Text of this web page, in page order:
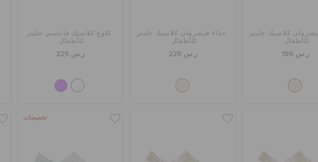
كلاسيك جليتر
للأطفال
ر.س 199
حذاء فيشرمان كلاسيك جليتر
للأطفال
ر.س 229
كلوغ كلاسيك فانتسي جليتر
للأطفال
ر.س 229
تخفيضات